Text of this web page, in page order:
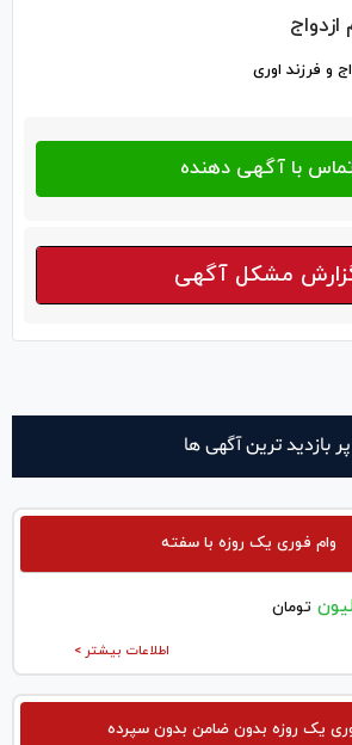
و فرزند اوری
مشکل آگهی
پر بازدید ترین آگهی ها
وام فوری یک روزه با سفته
تومان
اطلاعات بیشتر >
یک روزه بدون ضامن بدون سپرده